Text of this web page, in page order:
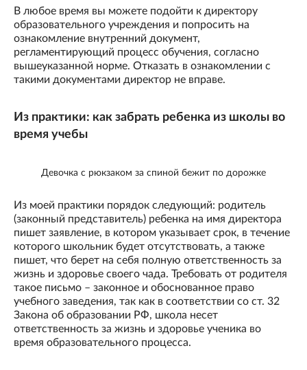
В любое время вы можете подойти к директору
образовательного учреждения и попросить на
ознакомление внутренний документ,
регламентирующий процесс обучения, согласно
вышеуказанной норме. Отказать в ознакомлении с
такими документами директор не вправе.
Из практики: как забрать ребенка из школы во
время учебы
Девочка с рюкзаком за спиной бежит по дорожке
Из моей практики порядок следующий: родитель
(законный представитель) ребенка на имя директора
пишет заявление, в котором указывает срок, в течение
которого школьник будет отсутствовать, а также
пишет, что берет на себя полную ответственность за
жизнь и здоровье своего чада. Требовать от родителя
такое письмо – законное и обоснованное право
учебного заведения, так как в соответствии со ст. 32
Закона об образовании РФ, школа несет
ответственность за жизнь и здоровье ученика во
время образовательного процесса.